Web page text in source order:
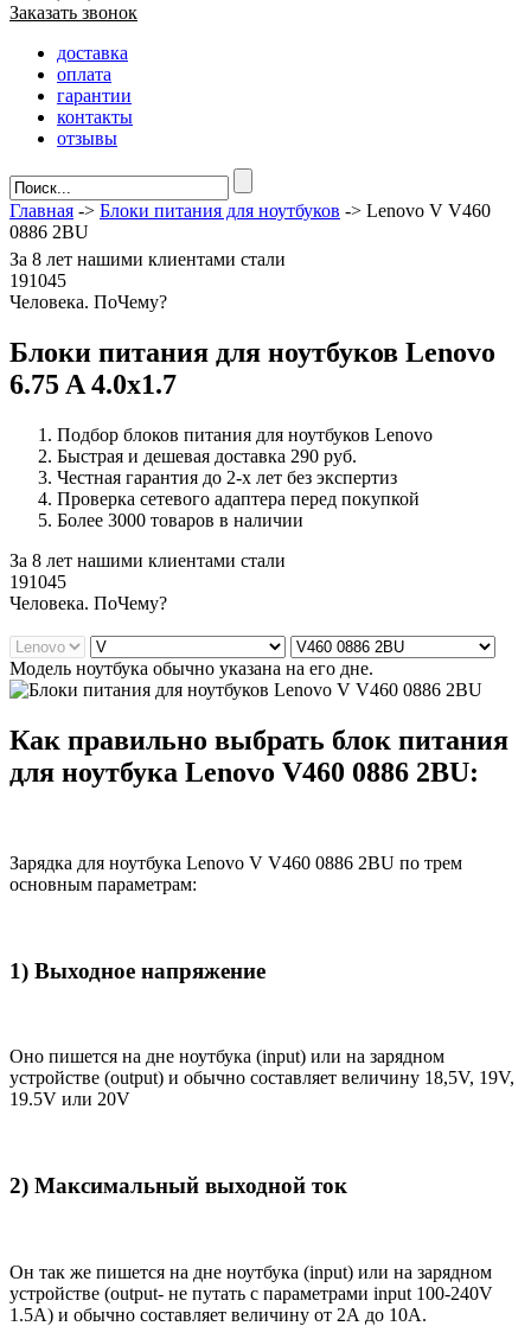
Заказать звонок
доставка
оплата
гарантии
контакты
отзывы
Главная -> Блоки питания для ноутбуков -> Lenovo V V460
0886 2BU
За 8 лет нашими клиентами стали
191045
Человека. ПоЧему?
Блоки питания для ноутбуков Lenovo
6.75 A 4.0x1.7
Подбор блоков питания для ноутбуков Lenovo
Быстрая и дешевая доставка 290 руб.
Честная гарантия до 2-х лет без экспертиз
Проверка сетевого адаптера перед покупкой
Более 3000 товаров в наличии
За 8 лет нашими клиентами стали
191045
Человека. ПоЧему?
Модель ноутбука обычно указана на его дне.
Как правильно выбрать блок питания
для ноутбука Lenovo V460 0886 2BU:
Зарядка для ноутбука Lenovo V V460 0886 2BU по трем
основным параметрам:
1) Выходное напряжение
Оно пишется на дне ноутбука (input) или на зарядном
устройстве (output) и обычно составляет величину 18,5V, 19V,
19.5V или 20V
2) Максимальный выходной ток
Он так же пишется на дне ноутбука (input) или на зарядном
устройстве (output- не путать с параметрами input 100-240V
1.5A) и обычно составляет величину от 2А до 10A.